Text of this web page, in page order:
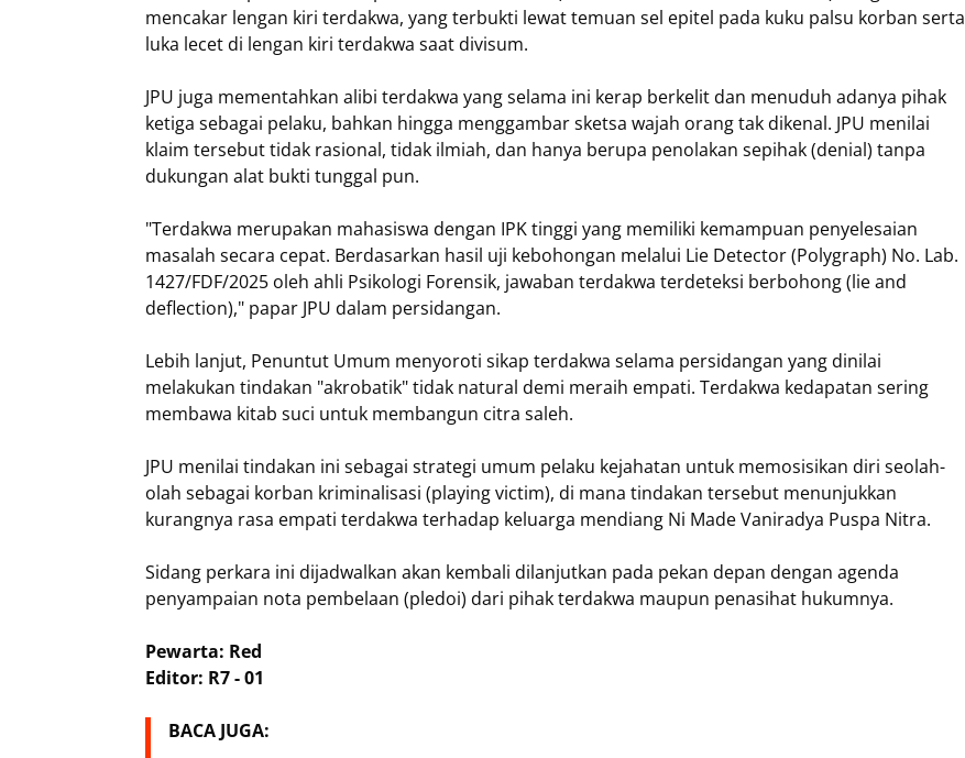
mencakar lengan kiri terdakwa, yang terbukti lewat temuan sel epitel pada kuku palsu korban serta
luka lecet di lengan kiri terdakwa saat divisum.
JPU juga mementahkan alibi terdakwa yang selama ini kerap berkelit dan menuduh adanya pihak
ketiga sebagai pelaku, bahkan hingga menggambar sketsa wajah orang tak dikenal. JPU menilai
klaim tersebut tidak rasional, tidak ilmiah, dan hanya berupa penolakan sepihak (denial) tanpa
dukungan alat bukti tunggal pun.
"Terdakwa merupakan mahasiswa dengan IPK tinggi yang memiliki kemampuan penyelesaian
masalah secara cepat. Berdasarkan hasil uji kebohongan melalui Lie Detector (Polygraph) No. Lab.
1427/FDF/2025 oleh ahli Psikologi Forensik, jawaban terdakwa terdeteksi berbohong (lie and
deflection)," papar JPU dalam persidangan.
Lebih lanjut, Penuntut Umum menyoroti sikap terdakwa selama persidangan yang dinilai
melakukan tindakan "akrobatik" tidak natural demi meraih empati. Terdakwa kedapatan sering
membawa kitab suci untuk membangun citra saleh.
JPU menilai tindakan ini sebagai strategi umum pelaku kejahatan untuk memosisikan diri seolah-
olah sebagai korban kriminalisasi (playing victim), di mana tindakan tersebut menunjukkan
kurangnya rasa empati terdakwa terhadap keluarga mendiang Ni Made Vaniradya Puspa Nitra.
Sidang perkara ini dijadwalkan akan kembali dilanjutkan pada pekan depan dengan agenda
penyampaian nota pembelaan (pledoi) dari pihak terdakwa maupun penasihat hukumnya.
Pewarta: Red
Editor: R7 - 01
BACA JUGA: